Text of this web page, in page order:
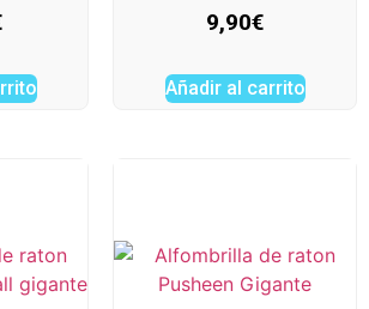
9,90€
Añadir al carrito